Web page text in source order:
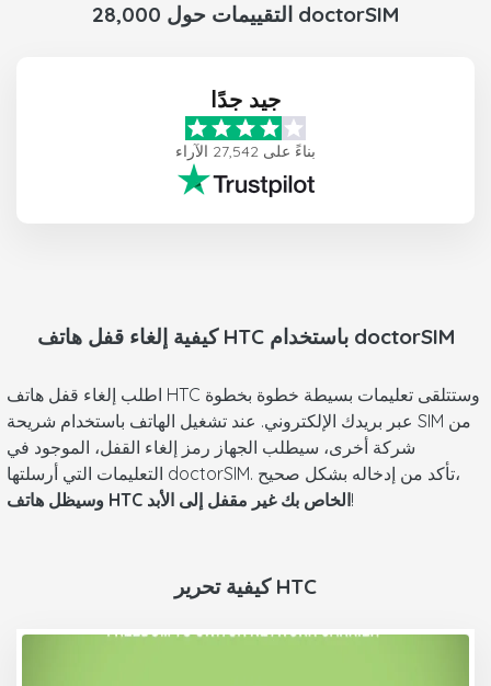
28,000 التقييمات حول doctorSIM
جيد جدًا
بناءً على 27,542 الآراء
كيفية إلغاء قفل هاتف HTC باستخدام doctorSIM
اطلب إلغاء قفل هاتف HTC وستتلقى تعليمات بسيطة خطوة بخطوة
عبر بريدك الإلكتروني. عند تشغيل الهاتف باستخدام شريحة SIM من
شركة أخرى، سيطلب الجهاز رمز إلغاء القفل، الموجود في
التعليمات التي أرسلتها doctorSIM. تأكد من إدخاله بشكل صحيح،
وسيظل هاتف HTC الخاص بك غير مقفل إلى الأبد!
كيفية تحرير HTC